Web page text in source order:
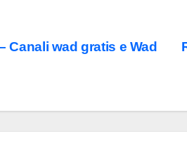
Canali wad gratis e Wad